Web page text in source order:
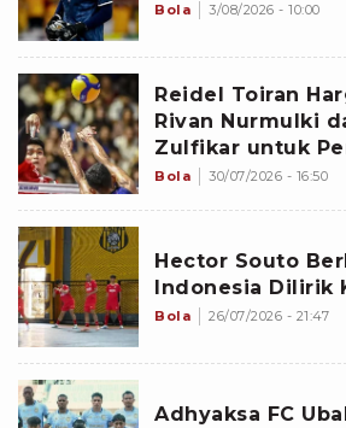
Bola 3/08/2026 - 10:00
Reidel Toiran
Rivan Nurmulki
Zulfikar untuk
Timnas Voli
Bola 30/07/2026 - 16:50
Hector Souto
Indonesia Dilirik
Bola 26/07/2026 - 21:47
Adhyaksa FC